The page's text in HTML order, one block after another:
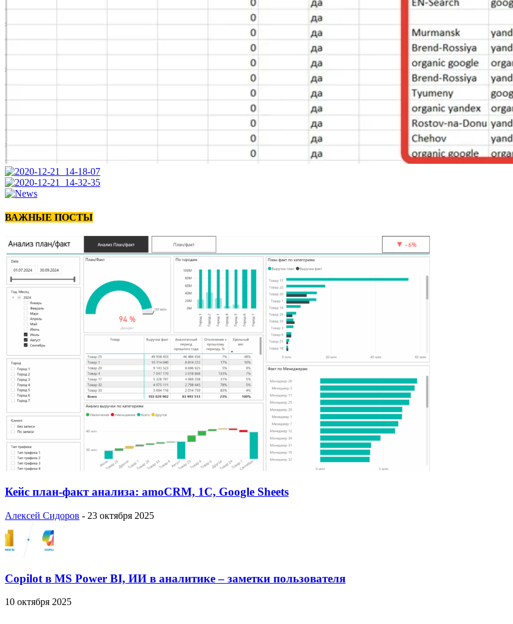
ВАЖНЫЕ ПОСТЫ
Кейс план-факт анализа: amoCRM, 1C, Google Sheets
Алексей Сидоров - 23 октября 2025
Copilot в MS Power BI, ИИ в аналитике – заметки пользователя
10 октября 2025